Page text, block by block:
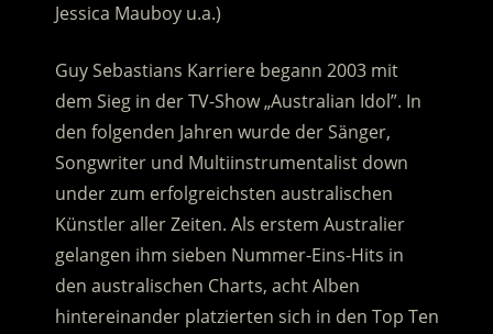
Jessica Mauboy u.a.)
Guy Sebastians Karriere begann 2003 mit
dem Sieg in der TV-Show „Australian Idol”. In
den folgenden Jahren wurde der Sänger,
Songwriter und Multiinstrumentalist down
under zum erfolgreichsten australischen
Künstler aller Zeiten. Als erstem Australier
gelangen ihm sieben Nummer-Eins-Hits in
den australischen Charts, acht Alben
hintereinander platzierten sich in den Top Ten